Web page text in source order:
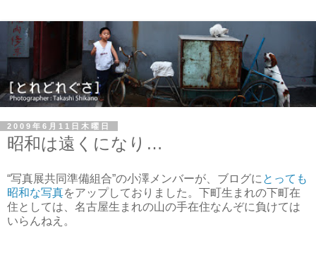
2009年6月11日木曜日
昭和は遠くになり…
“写真展共同準備組合”の小澤メンバーが、ブログに とっても
昭和な写真をアップしておりました。下町生まれの下町在
住としては、名古屋生まれの山の手在住なんぞに負けては
いらんねえ。